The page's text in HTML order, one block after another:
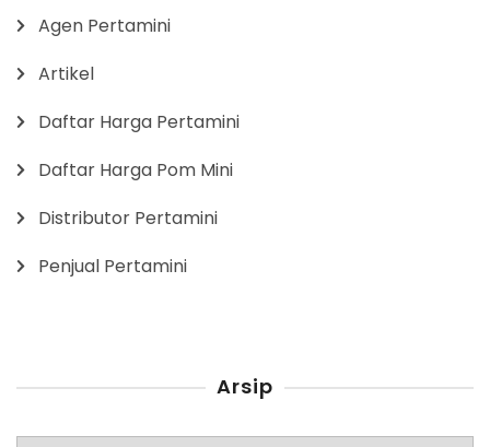
Agen Pertamini
Artikel
Daftar Harga Pertamini
Daftar Harga Pom Mini
Distributor Pertamini
Penjual Pertamini
Arsip